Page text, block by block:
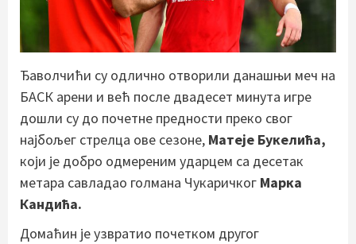
Ђаволчићи су одлично отворили данашњи меч на
БАСК арени и већ после двадесет минута игре
дошли су до почетне предности преко свог
најбољег стрелца ове сезоне, Матеје Букелића,
који је добро одмереним ударцем са десетак
метара савладао голмана Чукаричког Марка
Кандића.
Домаћин је узвратио почетком другог